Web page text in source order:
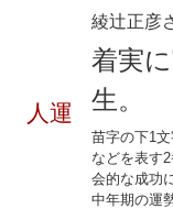
人運
綾辻正彦
着実
生。
苗字の下1
などを表す
会的な成功
中年期の運